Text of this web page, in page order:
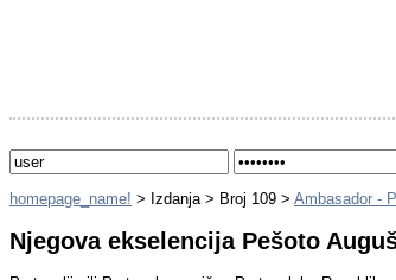
homepage_name! > Izdanja > Broj 109 > Ambasador -
Njegova ekselencija Pešoto